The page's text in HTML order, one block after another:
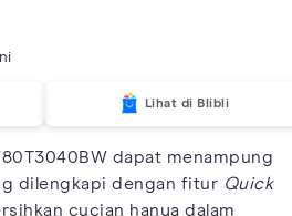
Lihat di Blibli
dapat menampung
dilengkapi dengan fitur Quick
cucian hanya dalam